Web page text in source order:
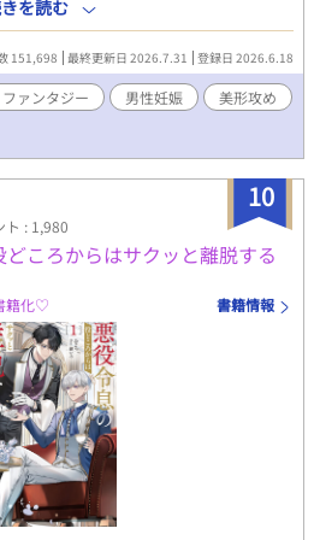
説大賞をいただきました。応援し
りがとうございました。(2024年11
娠させることができる。何か心当た
ダムは、エルフ軍指揮官のイヴァン
思い出す。 しかも、子を無事に産む
ぎ続ける必要があると言われ、 アダ
向かうことになる。 再会したイヴァ
ムを愛で始める。 子供を産んだら
たのに、次第にアダムもイヴァンか
いでいき―― ★皆様の応援のおかげ
定しました…！ 読んでくださった
います…！ 出版レーベルさんや発売
作者のXでご報告いたしますね。 引
どうかラストまで読んでいただけ
を読む
151,698 最終更新日 2026.7.31 登録日 2026.6.18
ファンタジー 男性妊娠
美形攻め
10
ト : 1,980
どころからはサクッと離脱する
籍化♡ 書籍情報